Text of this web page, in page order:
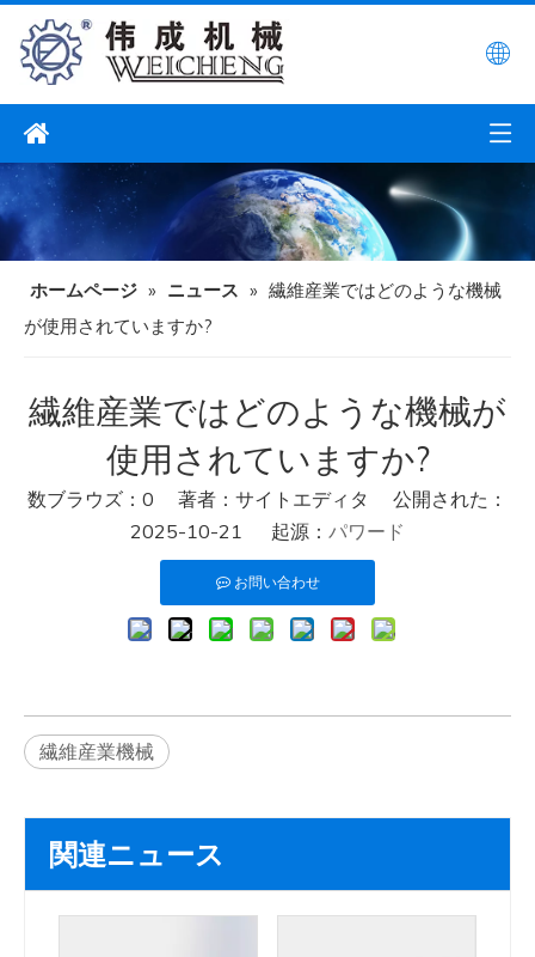
ホームページ » ニュース » 繊維産業ではどのような機械
が使用されていますか?
繊維産業ではどのような機械が
使用されていますか?
数ブラウズ： 0 著者：サイトエディタ 公開された：
2025-10-21 起源： パワード
お問い合わせ
繊維産業機械
関連ニュース